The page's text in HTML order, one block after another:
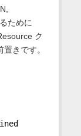
ために
ク
きです。